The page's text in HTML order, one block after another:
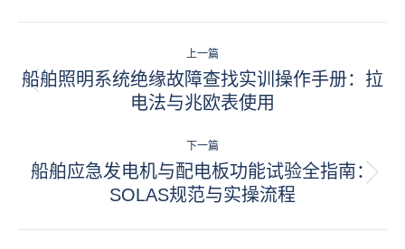
目
上一篇
上
一
目：
船舶照明系统绝缘故障查找实训操作手册：拉
电法与兆欧表使用
下一篇
下
一
船舶应急发电机与配电板功能试验全指南：
SOLAS规范与实操流程